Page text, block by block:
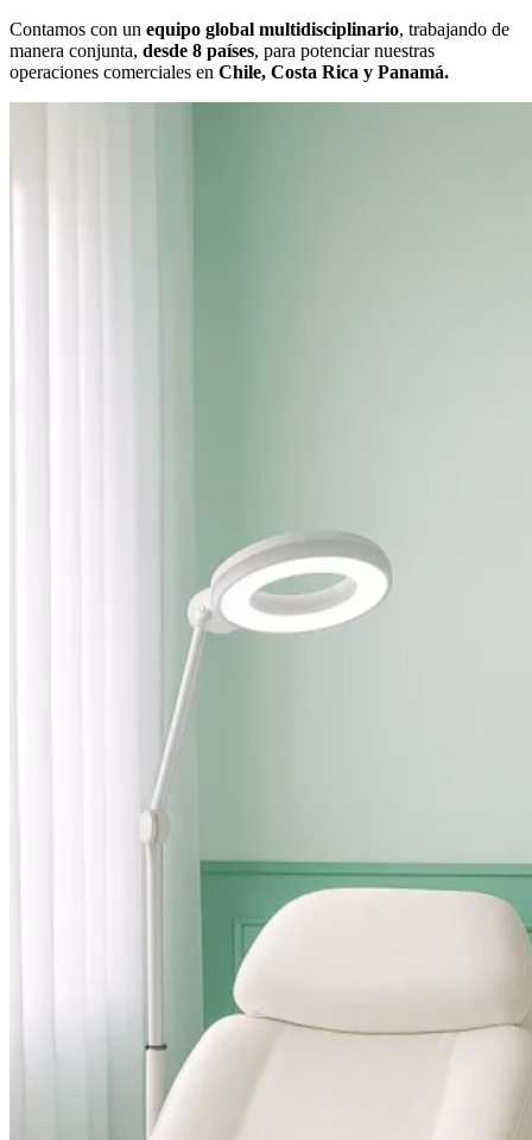
Contamos con un equipo global multidisciplinario, trabajando de
manera conjunta, desde 8 países, para potenciar nuestras
operaciones comerciales en Chile, Costa Rica y Panamá.